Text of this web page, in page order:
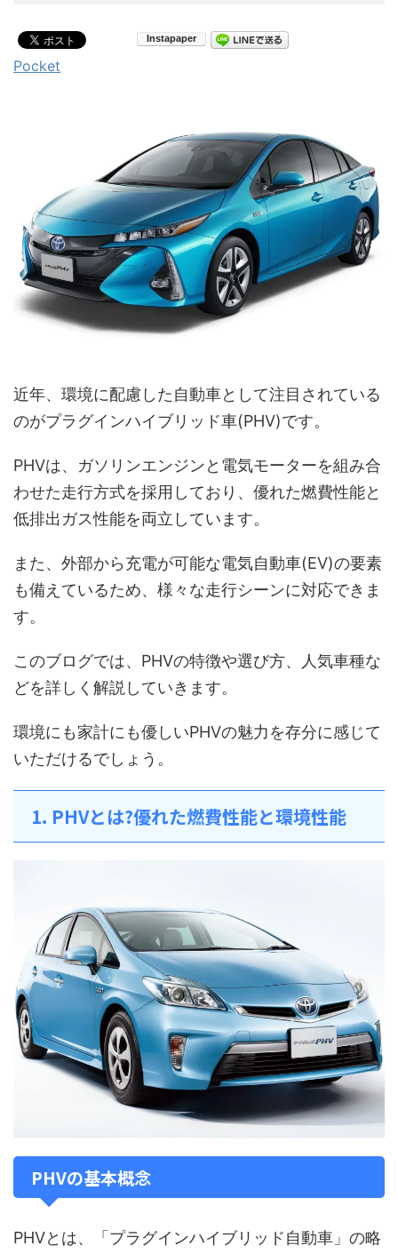
Pocket
近年、環境に配慮した自動車として注目されている
のがプラグインハイブリッド車(PHV)です。
PHVは、ガソリンエンジンと電気モーターを組み合
わせた走行方式を採用しており、優れた燃費性能と
低排出ガス性能を両立しています。
また、外部から充電が可能な電気自動車(EV)の要素
も備えているため、様々な走行シーンに対応できま
す。
このブログでは、PHVの特徴や選び方、人気車種な
どを詳しく解説していきます。
環境にも家計にも優しいPHVの魅力を存分に感じて
いただけるでしょう。
1. PHVとは?優れた燃費性能と環境性能
PHVの基本概念
PHVとは、「プラグインハイブリッド自動車」の略